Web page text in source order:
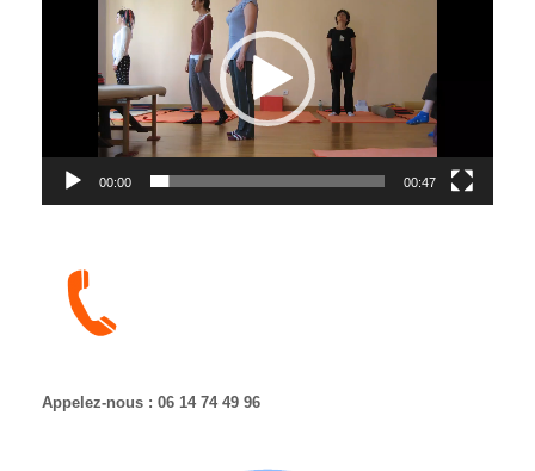
00:00 00:47
Appelez-nous : 06 14 74 49 96